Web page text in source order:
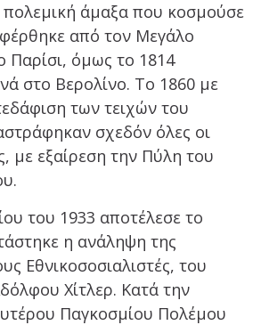
άμαξα που κοσμούσε
από τον Μεγάλο
Παρίσι, όμως το 1814
στο Βερολίνο. Το 1860 με
των τειχών του
σχεδόν όλες οι
με εξαίρεση την Πύλη του
του 1933 αποτέλεσε το
η ανάληψη της
Εθνικοσοσιαλιστές, του
Χίτλερ. Κατά την
Παγκοσμίου Πολέμου